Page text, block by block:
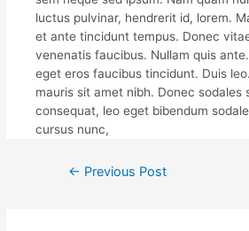
luctus pulvinar, hendrerit id, lorem.
et ante tincidunt tempus. Donec
venenatis faucibus. Nullam quis
eget eros faucibus tincidunt. Duis
mauris sit amet nibh. Donec sodales
consequat, leo eget bibendum
cursus nunc,
← Previous Post